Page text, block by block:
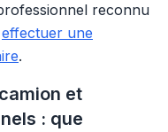
reconnu
effectuer une
.
et
: que